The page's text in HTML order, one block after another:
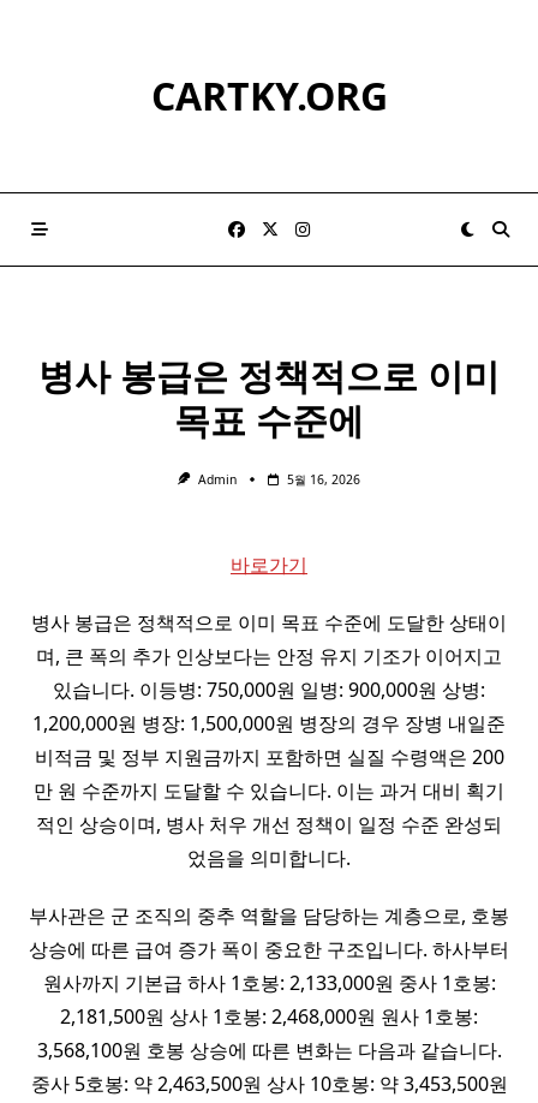
CARTKY.ORG
병사 봉급은 정책적으로 이미
목표 수준에
Admin 5월 16, 2026
바로가기
병사 봉급은 정책적으로 이미 목표 수준에 도달한 상태이
며, 큰 폭의 추가 인상보다는 안정 유지 기조가 이어지고
있습니다. 이등병: 750,000원 일병: 900,000원 상병:
1,200,000원 병장: 1,500,000원 병장의 경우 장병 내일준
비적금 및 정부 지원금까지 포함하면 실질 수령액은 200
만 원 수준까지 도달할 수 있습니다. 이는 과거 대비 획기
적인 상승이며, 병사 처우 개선 정책이 일정 수준 완성되
었음을 의미합니다.
부사관은 군 조직의 중추 역할을 담당하는 계층으로, 호봉
상승에 따른 급여 증가 폭이 중요한 구조입니다. 하사부터
원사까지 기본급 하사 1호봉: 2,133,000원 중사 1호봉:
2,181,500원 상사 1호봉: 2,468,000원 원사 1호봉:
3,568,100원 호봉 상승에 따른 변화는 다음과 같습니다.
중사 5호봉: 약 2,463,500원 상사 10호봉: 약 3,453,500원